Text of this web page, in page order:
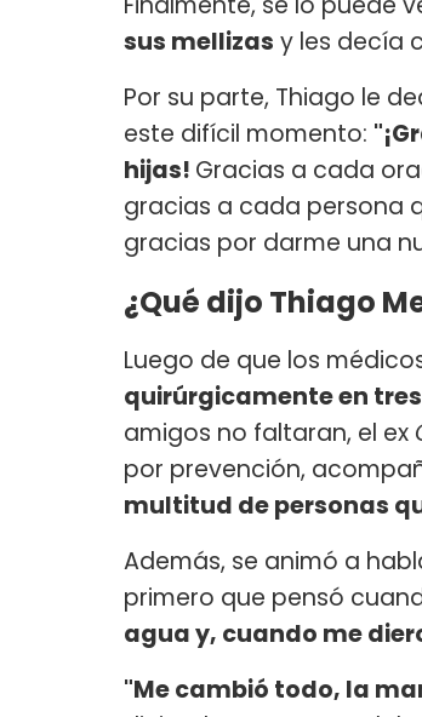
sus mellizas y les decía
Por su parte, Thiago le
este difícil momento:
hijas! Gracias a cada
gracias a cada persona
gracias por darme una
¿Qué dijo Thiago
Luego de que los
quirúrgicamente en
amigos no faltaran, el ex
por prevención,
multitud de personas
Además, se animó a
primero que pensó
agua y, cuando me
"Me cambió todo, la